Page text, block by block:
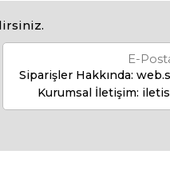
E-
Siparişler Hakkında:
Kurumsal İletişim: